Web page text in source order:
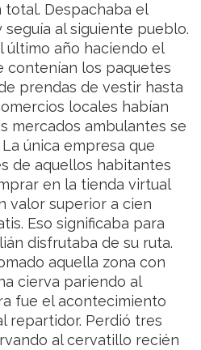
Despachaba el
al siguiente pueblo.
último año haciendo el
contenían los paquetes
prendas de vestir hasta
locales habían
mercados ambulantes se
única empresa que
de aquellos habitantes
en la tienda virtual
valor superior a cien
Eso significaba para
disfrutaba de su ruta.
aquella zona con
cierva pariendo al
fue el acontecimiento
repartidor. Perdió tres
al cervatillo recién